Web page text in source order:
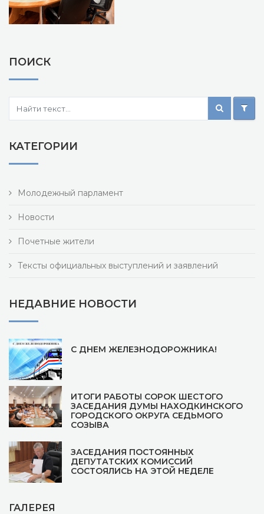
ПОИСК
КАТЕГОРИИ
Молодежный парламент
Новости
Почетные жители
Тексты официальных выступлений и заявлений
НЕДАВНИЕ НОВОСТИ
С ДНЕМ ЖЕЛЕЗНОДОРОЖНИКА!
ИТОГИ РАБОТЫ СОРОК ШЕСТОГО
ЗАСЕДАНИЯ ДУМЫ НАХОДКИНСКОГО
ГОРОДСКОГО ОКРУГА СЕДЬМОГО
СОЗЫВА
ЗАСЕДАНИЯ ПОСТОЯННЫХ
ДЕПУТАТСКИХ КОМИССИЙ
СОСТОЯЛИСЬ НА ЭТОЙ НЕДЕЛЕ
ГАЛЕРЕЯ